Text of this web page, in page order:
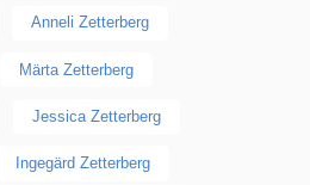
Anneli Zetterberg
Märta Zetterberg
Jessica Zetterberg
Ingegärd Zetterberg